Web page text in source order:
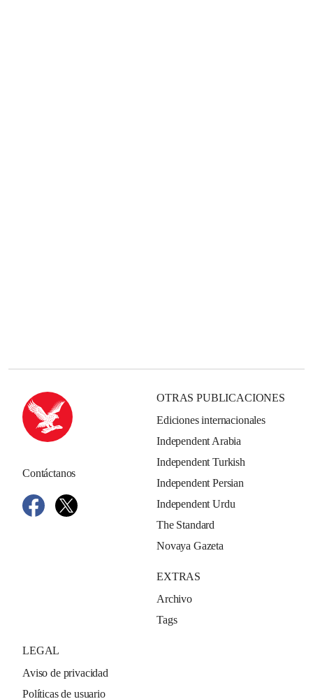
Contáctanos
OTRAS PUBLICACIONES
Ediciones internacionales
Independent Arabia
Independent Turkish
Independent Persian
Independent Urdu
The Standard
Novaya Gazeta
EXTRAS
Archivo
Tags
LEGAL
Aviso de privacidad
Políticas de usuario